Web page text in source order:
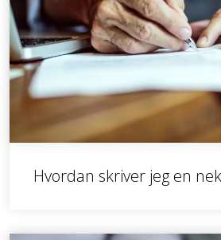
Hvordan skriver jeg en